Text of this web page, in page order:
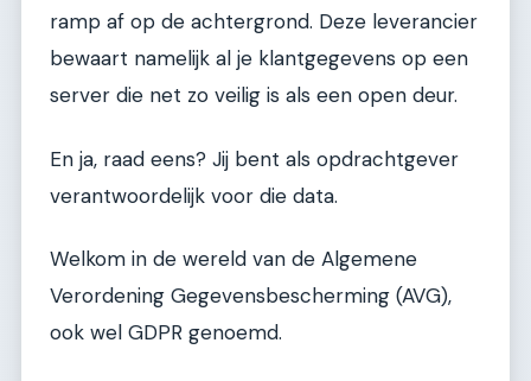
ramp af op de achtergrond. Deze leverancier
bewaart namelijk al je klantgegevens op een
server die net zo veilig is als een open deur.
En ja, raad eens? Jij bent als opdrachtgever
verantwoordelijk voor die data.
Welkom in de wereld van de Algemene
Verordening Gegevensbescherming (AVG),
ook wel GDPR genoemd.